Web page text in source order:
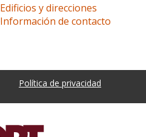
Edificios y direcciones
Información de contacto
Política de privacidad